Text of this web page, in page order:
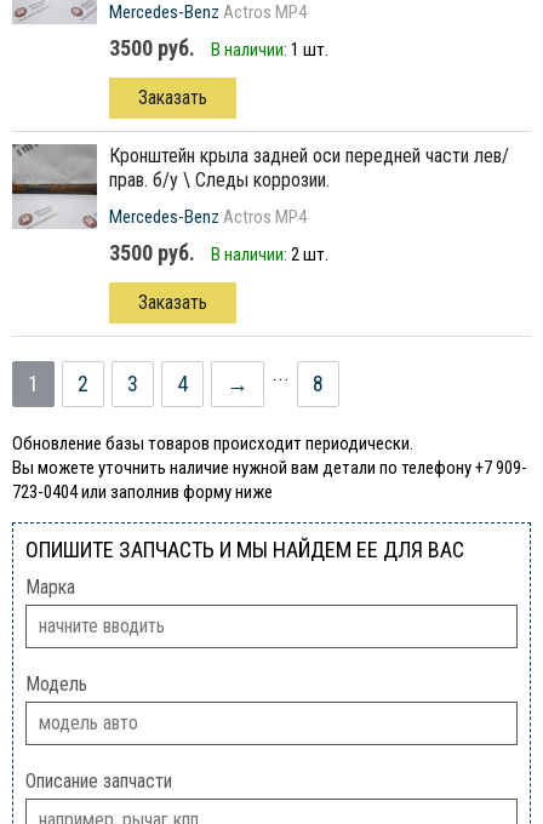
Mercedes-Benz Actros MP4
3500 руб. В наличии: 1 шт.
Заказать
кронштейн крыла задней оси передней части лев/
прав. б/у \ Следы коррозии.
Mercedes-Benz Actros MP4
3500 руб. В наличии: 2 шт.
Заказать
1 2 3 4 → ... 8
Обновление базы товаров происходит периодически.
Вы можете уточнить наличие нужной вам детали по телефону +7 909-
723-0404 или заполнив форму ниже
ОПИШИТЕ ЗАПЧАСТЬ И МЫ НАЙДЕМ ЕЕ ДЛЯ ВАС
Марка
Модель
Описание запчасти